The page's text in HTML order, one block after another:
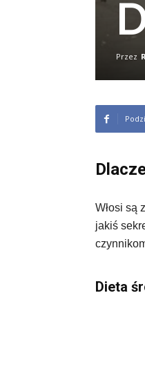
Przez
Włosi są
jakiś
Dieta